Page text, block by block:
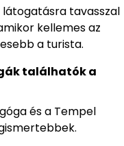
látogatásra tavasszal
kellemes az
a turista.
találhatók a
és a Tempel